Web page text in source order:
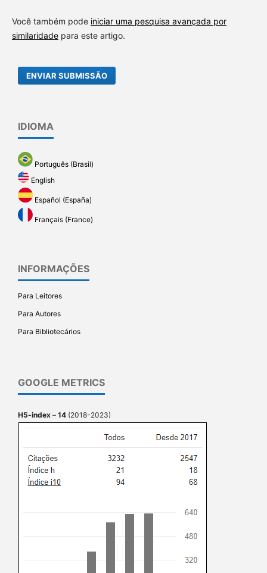
Você também pode iniciar uma pesquisa avançada por
similaridadepara este artigo.
ENVIAR SUBMISSÃO
IDIOMA
Português (Brasil)
English
Español (España)
Français (France)
INFORMAÇÕES
Para Leitores
Para Autores
Para Bibliotecários
GOOGLE METRICS
H5-index – 14 (2018-2023)